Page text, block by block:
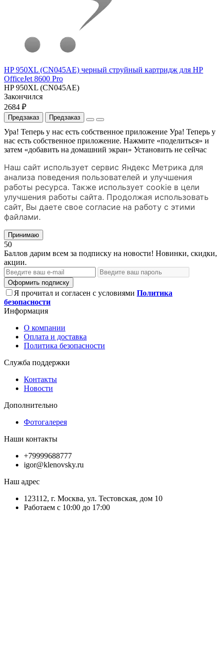
HP 950XL (CN045AE) черный струйный картридж для HP
OfficeJet 8600 Pro
HP 950XL (CN045AE)
Закончился
2684 ₽
Предзаказ Предзаказ
Ура! Теперь у нас есть собственное приложение Ура! Теперь у
нас есть собственное приложение. Нажмите «поделиться» и
затем «добавить на домашний экран» Установить не сейчас
Наш сайт использует сервис Яндекс Метрика для
анализа поведения пользователей и улучшения
работы ресурса. Также использует cookie в цели
улучшения работы сайта. Продолжая использовать
сайт, Вы даете свое согласие на работу с этими
файлами.
Принимаю
50
Баллов дарим всем за подписку на новости! Новинки, скидки,
акции.
Оформить подписку
Я прочитал и согласен с условиями Политика
безопасности
Информация
О компании
Оплата и доставка
Политика безопасности
Служба поддержки
Контакты
Новости
Дополнительно
Фотогалерея
Наши контакты
+79999688777
igor@klenovsky.ru
Наш адрес
123112, г. Москва, ул. Тестовская, дом 10
Работаем с 10:00 до 17:00